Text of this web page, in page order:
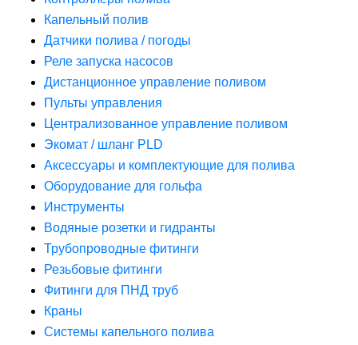
Капельный полив
Датчики полива / погоды
Реле запуска насосов
Дистанционное управление поливом
Пульты управления
Централизованное управление поливом
Экомат / шланг PLD
Аксессуары и комплектующие для полива
Оборудование для гольфа
Инструменты
Водяные розетки и гидранты
Трубопроводные фитинги
Резьбовые фитинги
Фитинги для ПНД труб
Краны
Системы капельного полива